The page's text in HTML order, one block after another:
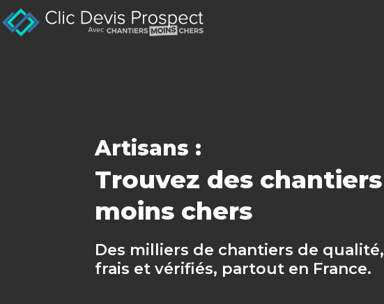
Artisans :
Trouvez des chantiers
moins chers
Des milliers de chantiers de qualité,
frais et vérifiés, partout en France.